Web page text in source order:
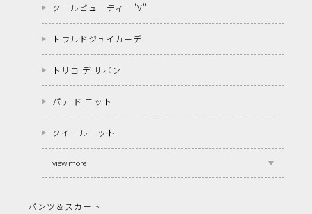
クールビューティー"V"
トワルドジュイカーデ
トリコ デ サボン
パテ ド ニット
クイールニット
view more
パンツ＆スカート